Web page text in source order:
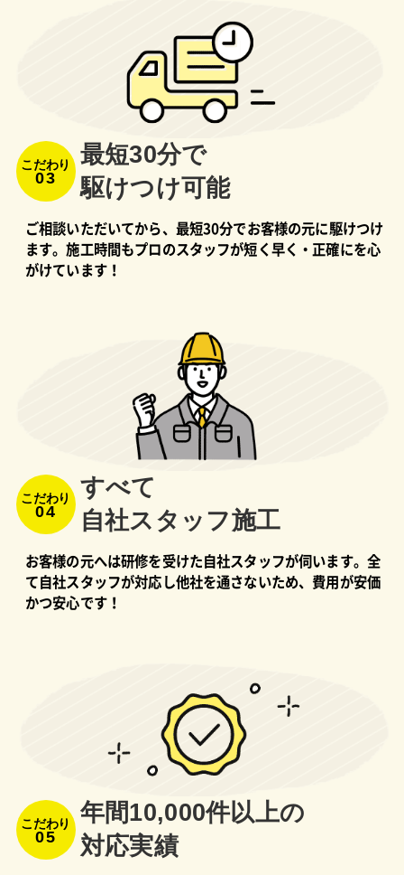
こだわり
03
最短30分で
駆けつけ可能
ご相談いただいてから、最短30分でお客様の元に駆けつけ
ます。施工時間もプロのスタッフが短く早く・正確にを心
がけています！
こだわり
04
すべて
⾃社スタッフ施⼯
お客様の元へは研修を受けた自社スタッフが伺います。全
て自社スタッフが対応し他社を通さないため、費用が安価
かつ安心です！
こだわり
05
年間10,000件以上の
対応実績